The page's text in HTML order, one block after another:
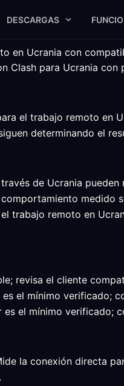
DESCARGAS
en Ucrania con
Clash para Ucrania
el trabajo remoto en
determinando el
de Ucrania
medido
trabajo remoto en
revisa el cliente
el mínimo verificado;
es el mínimo
la conexión directa